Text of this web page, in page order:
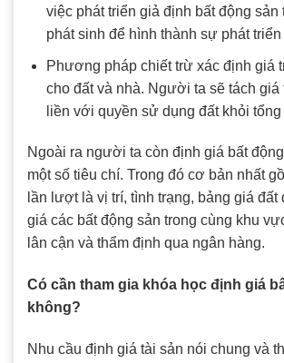
việc phát triển giả định bất động sản
phát sinh để hình thành sự phát triển
Phương pháp chiết trừ xác định giá
cho đất và nhà. Người ta sẽ tách giá
liền với quyền sử dụng đất khỏi
Ngoài ra người ta còn định giá bất
một số tiêu chí. Trong đó cơ bản nhất
lần lượt là vị trí, tình trạng, bảng giá
giá các bất động sản trong cùng khu
lân cận và thẩm định qua ngân hàng.
Có cần tham gia khóa học định giá
không?
Nhu cầu định giá tài sản nói chung và